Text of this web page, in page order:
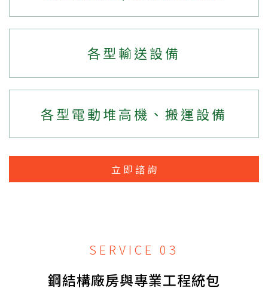
各型輸送設備
各型電動堆高機、搬運設備
立即諮詢
SERVICE 03
鋼結構廠房與專業工程統包